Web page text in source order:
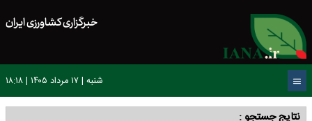
خبرگزاری کشاورزی ایران
شنبه | ۱۷ مرداد ۱۴۰۵ | ۱۸:۱۸
نتایج جستجو :